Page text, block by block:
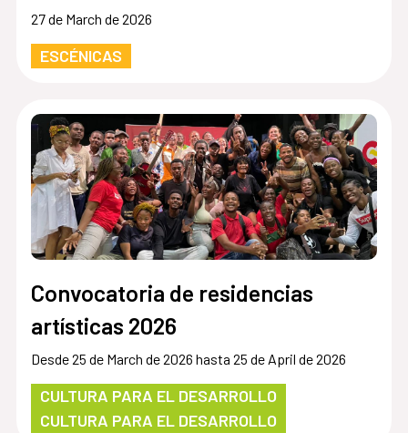
27 de March de 2026
ESCÉNICAS
Convocatoria de residencias
artísticas 2026
Desde 25 de March de 2026 hasta 25 de April de 2026
CULTURA PARA EL DESARROLLO
CULTURA PARA EL DESARROLLO